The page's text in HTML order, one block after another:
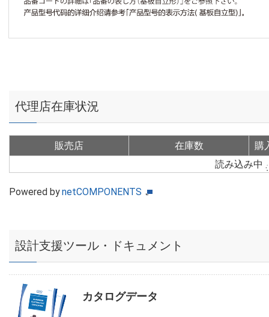
代理店在庫状況
販売店 在庫数
購
読み込み中
Powered bynetCOMPONENTS
設計支援ツール・ドキュメント
カタログデータ